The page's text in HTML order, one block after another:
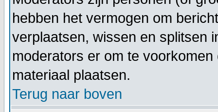
hebben het vermogen om
verplaatsen, wissen en splitsen
moderators er om te
materiaal plaatsen.
Terug naar boven